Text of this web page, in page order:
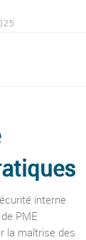
interne
PME
la maîtrise des